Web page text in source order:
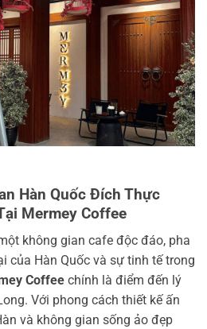
Hàn Quốc Đích Thực
Mermey Coffee
không gian cafe độc đáo, pha
của Hàn Quốc và sự tinh tế trong
Coffee chính là điểm đến lý
Với phong cách thiết kế ấn
và không gian sống ảo đẹp